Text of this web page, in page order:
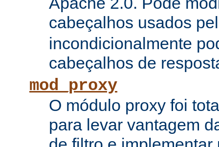
cabeçalhos usados
incondicionalmente
cabeçalhos de
mod_proxy
O módulo proxy foi
para levar vantagem